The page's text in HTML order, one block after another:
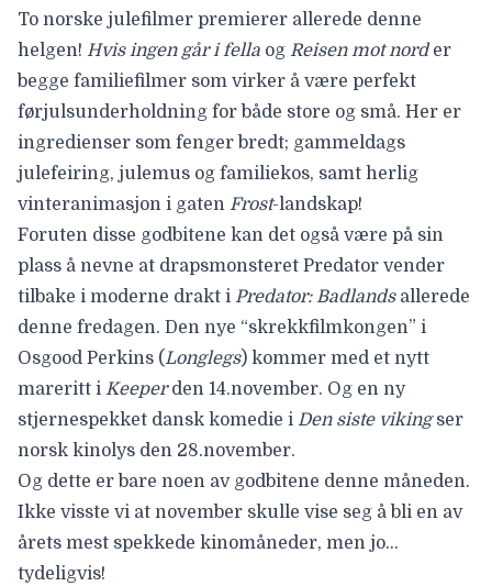
To norske julefilmer premierer allerede denne
helgen! Hvis ingen går i fella og Reisen mot nord er
begge familiefilmer som virker å være perfekt
førjulsunderholdning for både store og små. Her er
ingredienser som fenger bredt; gammeldags
julefeiring, julemus og familiekos, samt herlig
vinteranimasjon i gaten Frost-landskap!
Foruten disse godbitene kan det også være på sin
plass å nevne at drapsmonsteret Predator vender
tilbake i moderne drakt i Predator: Badlandsallerede
denne fredagen. Den nye “skrekkfilmkongen” i
Osgood Perkins (Longlegs) kommer med et nytt
mareritt i Keeperden 14.november. Og en ny
stjernespekket dansk komedie i Den siste vikingser
norsk kinolys den 28.november.
Og dette er bare noen av godbitene denne måneden.
Ikke visste vi at november skulle vise seg å bli en av
årets mest spekkede kinomåneder, men jo…
tydeligvis!